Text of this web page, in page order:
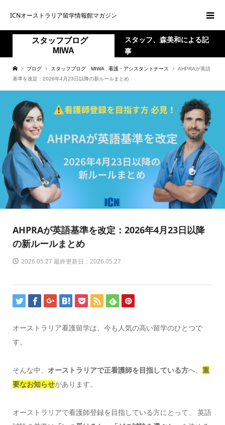
ICNオーストラリア留学情報館マガジン
スタッフブログ
MIWA
スタッフ、森美和による記
事
ブログ スタッフブログ MIWA 看護・アシスタントナース
AHPRAが英語
基準を改定：2026年4月23日以降の新ルールまとめ
AHPRAが英語基準を改定：2026年4月23日以降
の新ルールまとめ
2026.05.27 最終更新日：2026.05.27
オーストラリア看護留学は、今も人気の高い留学のひとつで
す。
そんな中、 オーストラリアで正看護師を目指している方へ、 重
要なお知らせがあります。
オーストラリアで看護師登録を目指している方にとって、 英語